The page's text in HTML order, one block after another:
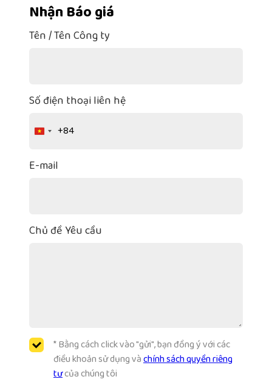
Nhận Báo giá
Tên / Tên Công ty
Số điện thoại liên hệ
Vietnam
+84
E-mail
Chủ đề Yêu cầu
* Bằng cách click vào "gửi", bạn đồng ý với các
điều khoản sử dụng vàchính sách quyền riêng
tưcủa chúng tôi